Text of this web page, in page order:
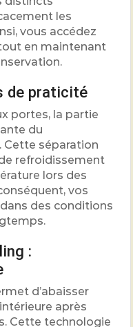
les
vous accédez
en maintenant
de praticité
portes, la partie
du
séparation
refroidissement
lors des
vos
des conditions
:
d’abaisser
après
Cette technologie